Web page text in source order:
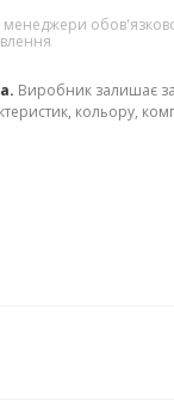
Виробник залишає
кольору,